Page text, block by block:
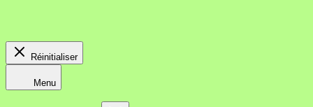
Réinitialiser
Menu